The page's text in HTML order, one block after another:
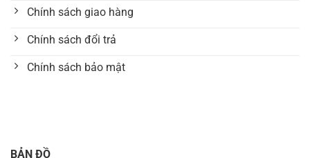
Chính sách giao hàng
Chính sách đổi trả
Chính sách bảo mật
BẢN ĐỒ